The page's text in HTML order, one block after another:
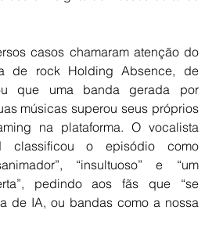
casos chamaram atenção do
de rock Holding Absence, de
que uma banda gerada por
músicas superou seus próprios
na plataforma. O vocalista
classificou o episódio como
“insultuoso” e “um
pedindo aos fãs que “se
de IA, ou bandas como a nossa